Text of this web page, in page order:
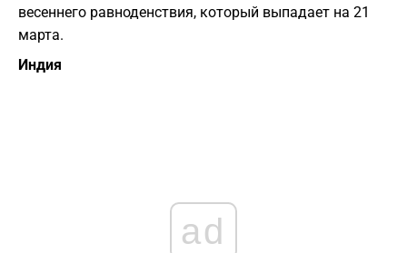
весеннего равноденствия, который выпадает на 21
марта.
Индия
ad